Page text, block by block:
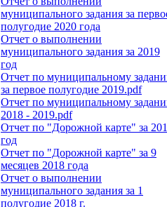
муниципального задания за
полугодие 2020 года
Отчет о выполнении
муниципального задания за 2019
год
Отчет по муниципальному
за первое полугодие 2019.pdf
Отчет по муниципальному
2018 - 2019.pdf
Отчет по "Дорожной карте" за
год
Отчет по "Дорожной карте" за 9
месяцев 2018 года
Отчет о выполнении
муниципального задания за 1
полугодие 2018 г.